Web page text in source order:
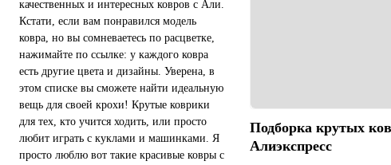
качественных и интересных ковров с Али.
Кстати, если вам понравился модель
ковра, но вы сомневаетесь по расцветке,
нажимайте по ссылке: у каждого ковра
есть другие цвета и дизайны. Уверена, в
этом списке вы сможете найти идеальную
вещь для своей крохи! Крутые коврики
для тех, кто учится ходить, или просто
любит играть с куклами и машинками. Я
просто люблю вот такие красивые ковры с
Подборка крутых
Алиэкспресс